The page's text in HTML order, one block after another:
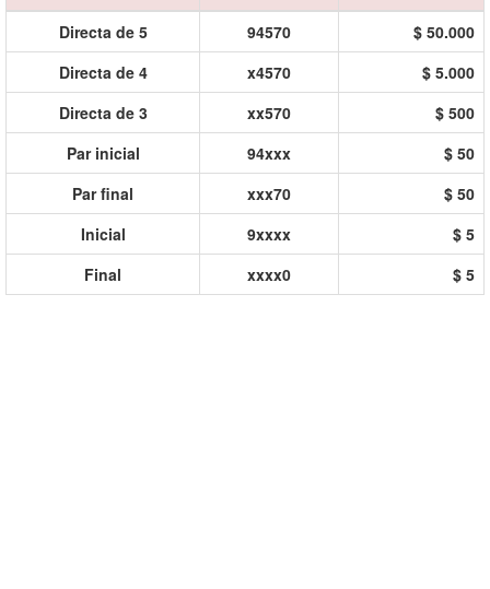
Directa de 5
94570
$ 50.000
Directa de 4
x4570
$ 5.000
Directa de 3
xx570
$ 500
Par inicial
94xxx
$ 50
Par final
xxx70
$ 50
Inicial
9xxxx
$ 5
Final
xxxx0 $ 5